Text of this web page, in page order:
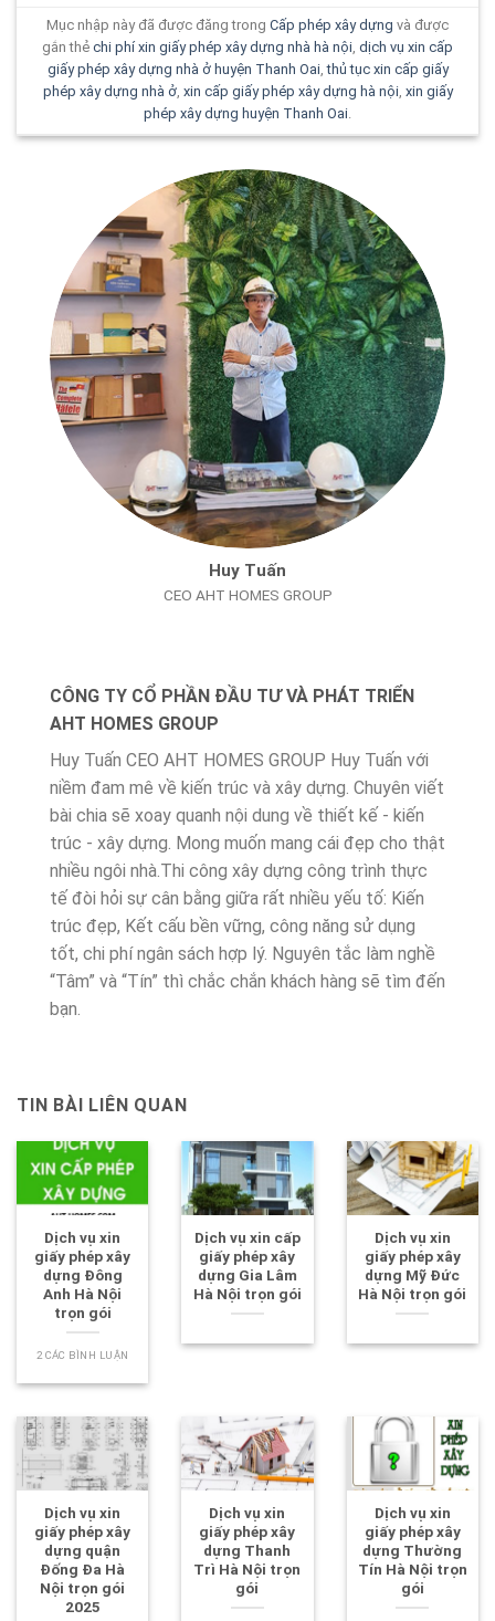
Mục nhập này đã được đăng trong Cấp phép xây dựng và được
gắn thẻ chi phí xin giấy phép xây dựng nhà hà nội, dịch vụ xin cấp
giấy phép xây dựng nhà ở huyện Thanh Oai,thủ tục xin cấp giấy
phép xây dựng nhà ở, xin cấp giấy phép xây dựng hà nội, xin giấy
phép xây dựng huyện Thanh Oai.
Huy Tuấn
CEO AHT HOMES GROUP
CÔNG TY CỔ PHẦN ĐẦU TƯ VÀ PHÁT TRIỂN
AHT HOMES GROUP
Huy Tuấn CEO AHT HOMES GROUP Huy Tuấn với
niềm đam mê về kiến trúc và xây dựng. Chuyên viết
bài chia sẽ xoay quanh nội dung về thiết kế - kiến
trúc - xây dựng. Mong muốn mang cái đẹp cho thật
nhiều ngôi nhà.Thi công xây dựng công trình thực
tế đòi hỏi sự cân bằng giữa rất nhiều yếu tố: Kiến
trúc đẹp, Kết cấu bền vững, công năng sử dụng
tốt, chi phí ngân sách hợp lý. Nguyên tắc làm nghề
“Tâm” và “Tín” thì chắc chắn khách hàng sẽ tìm đến
bạn.
TIN BÀI LIÊN QUAN
Dịch vụ xin
giấy phép xây
dựng Đông
Anh Hà Nội
trọn gói
2 CÁC BÌNH LUẬN
Dịch vụ xin cấp
giấy phép xây
dựng Gia Lâm
Hà Nội trọn gói
Dịch vụ xin
giấy phép xây
dựng Mỹ Đức
Hà Nội trọn gói
Dịch vụ xin
giấy phép xây
dựng quận
Đống Đa Hà
Nội trọn gói
2025
Dịch vụ xin
giấy phép xây
dựng Thanh
Trì Hà Nội trọn
gói
Dịch vụ xin
giấy phép xây
dựng Thường
Tín Hà Nội trọn
gói